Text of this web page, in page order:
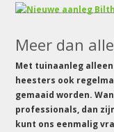
Meer dan
Met tuinaanleg
heesters ook
gemaaid worden.
professionals, dan zijn
kunt ons eenmalig